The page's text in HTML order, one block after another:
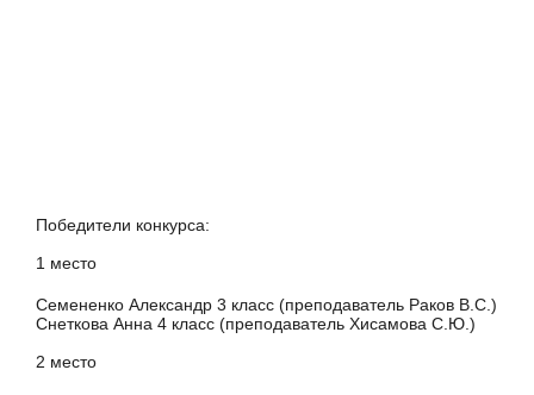
Победители конкурса:
1 место
Семененко Александр 3 класс (преподаватель Раков В.С.)
Снеткова Анна 4 класс (преподаватель Хисамова С.Ю.)
2 место